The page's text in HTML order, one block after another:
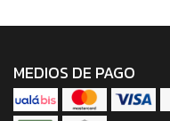
MEDIOS DE PAGO